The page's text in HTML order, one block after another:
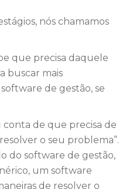
nós chamamos
que precisa daquele
buscar mais
de gestão, se
conta de que precisa de
o seu problema”.
do software de gestão,
um software
de resolver o